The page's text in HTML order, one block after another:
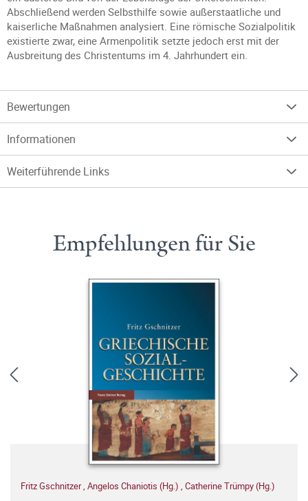
Abschließend werden Selbsthilfe sowie außerstaatliche und
kaiserliche Maßnahmen analysiert. Eine römische Sozialpolitik
existierte zwar, eine Armenpolitik setzte jedoch erst mit der
Ausbreitung des Christentums im 4. Jahrhundert ein.
Bewertungen
Informationen
Weiterführende Links
Empfehlungen für Sie
Fritz Gschnitzer, Angelos Chaniotis (Hg.) , Catherine Trümpy (Hg.)